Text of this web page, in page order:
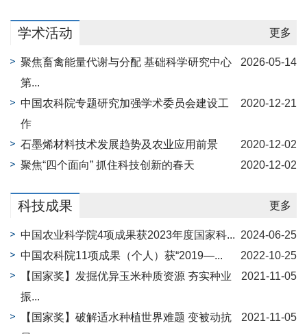
更多
学术活动
2026-05-14
聚焦畜禽能量代谢与分配 基础科学研究中心
第...
2020-12-21
中国农科院专题研究加强学术委员会建设工
作
2020-12-02
石墨烯材料技术发展趋势及农业应用前景
2020-12-02
聚焦“四个面向” 抓住科技创新的春天
更多
科技成果
2024-06-25
中国农业科学院4项成果获2023年度国家科...
2022-10-25
中国农科院11项成果（个人）获“2019—...
2021-11-05
【国家奖】发掘优异玉米种质资源 夯实种业
振...
2021-11-05
【国家奖】破解适水种植世界难题 变被动抗